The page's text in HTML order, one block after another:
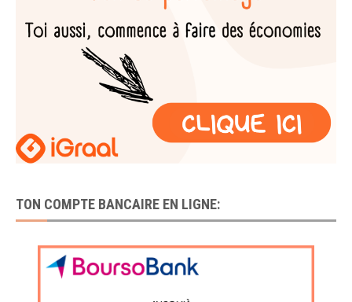
TON COMPTE BANCAIRE EN LIGNE: